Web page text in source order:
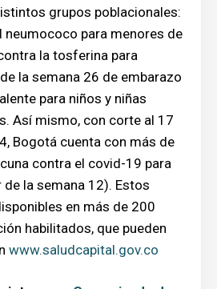
grupos poblacionales:
neumococo para menores de
la tosferina para
la semana 26 de embarazo
para niños y niñas
Así mismo, con corte al 17
Bogotá cuenta con más de
contra el covid-19 para
la semana 12). Estos
en más de 200
habilitados, que pueden
www.saludcapital.gov.co